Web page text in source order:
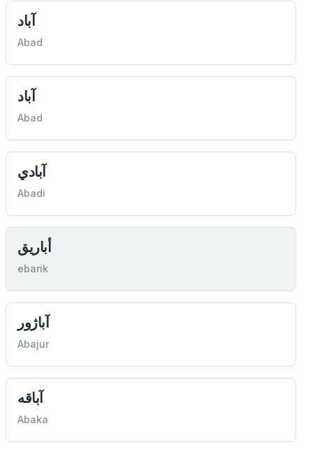
آباد
Abad
آباد
Abad
آبادي
Abadi
أباريق
ebarik
آباژور
Abajur
آباقه
Abaka